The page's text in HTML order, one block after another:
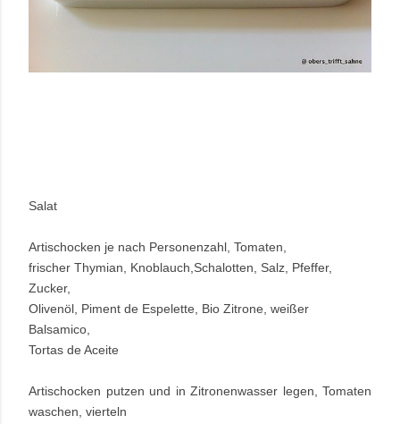
Salat
Artischocken je nach Personenzahl, Tomaten,
frischer Thymian, Knoblauch,Schalotten, Salz, Pfeffer,
Zucker,
Olivenöl, Piment de Espelette, Bio Zitrone, weißer
Balsamico,
Tortas de Aceite
Artischocken putzen und in Zitronenwasser legen, Tomaten
waschen, vierteln